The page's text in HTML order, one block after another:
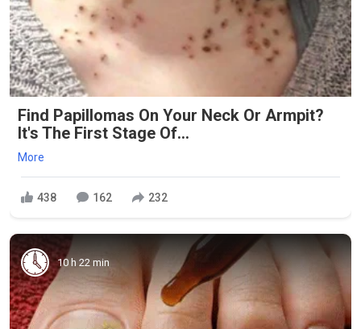
Find Papillomas On Your Neck Or Armpit?
It's The First Stage Of...
More
438 162 232
10 h 22 min